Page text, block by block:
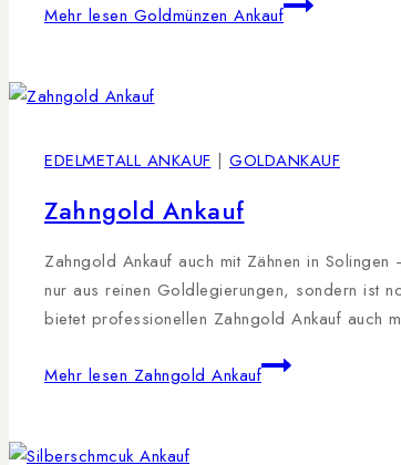
Mehr lesen Goldmünzen Ankauf
EDELMETALL ANKAUF | GOLDANKAUF
Zahngold Ankauf
Zahngold Ankauf auch mit Zähnen in
nur aus reinen Goldlegierungen, sondern ist
bietet professionellen Zahngold Ankauf auch
Mehr lesen Zahngold Ankauf